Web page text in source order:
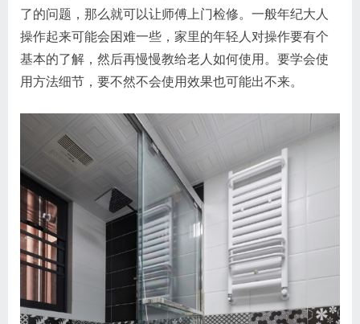
了的问题，那么就可以让师傅上门检修。一般年纪大人
操作起来可能会困难一些，家里的年轻人对操作要有个
基本的了解，然后再慢慢教给老人如何使用。要学会使
用方法细节，要不然不会使用效果也可能出不来。